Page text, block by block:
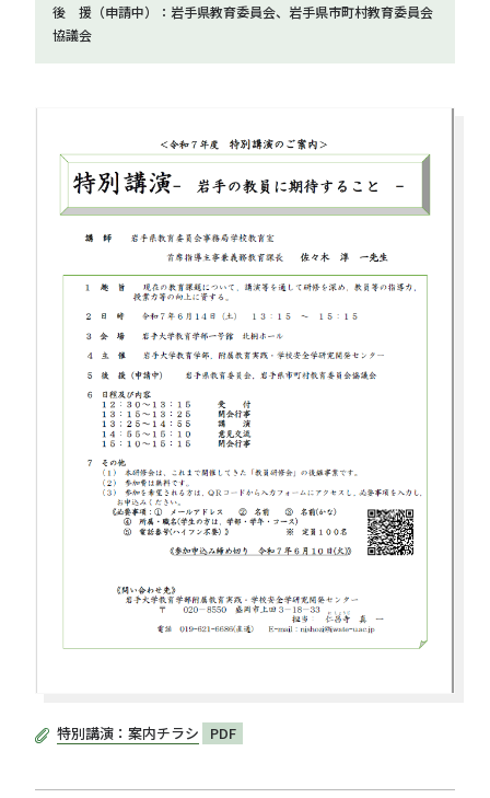
後 援（申請中）：岩手県教育委員会、岩手県市町村教育委員会
協議会
特別講演：案内チラシ PDF